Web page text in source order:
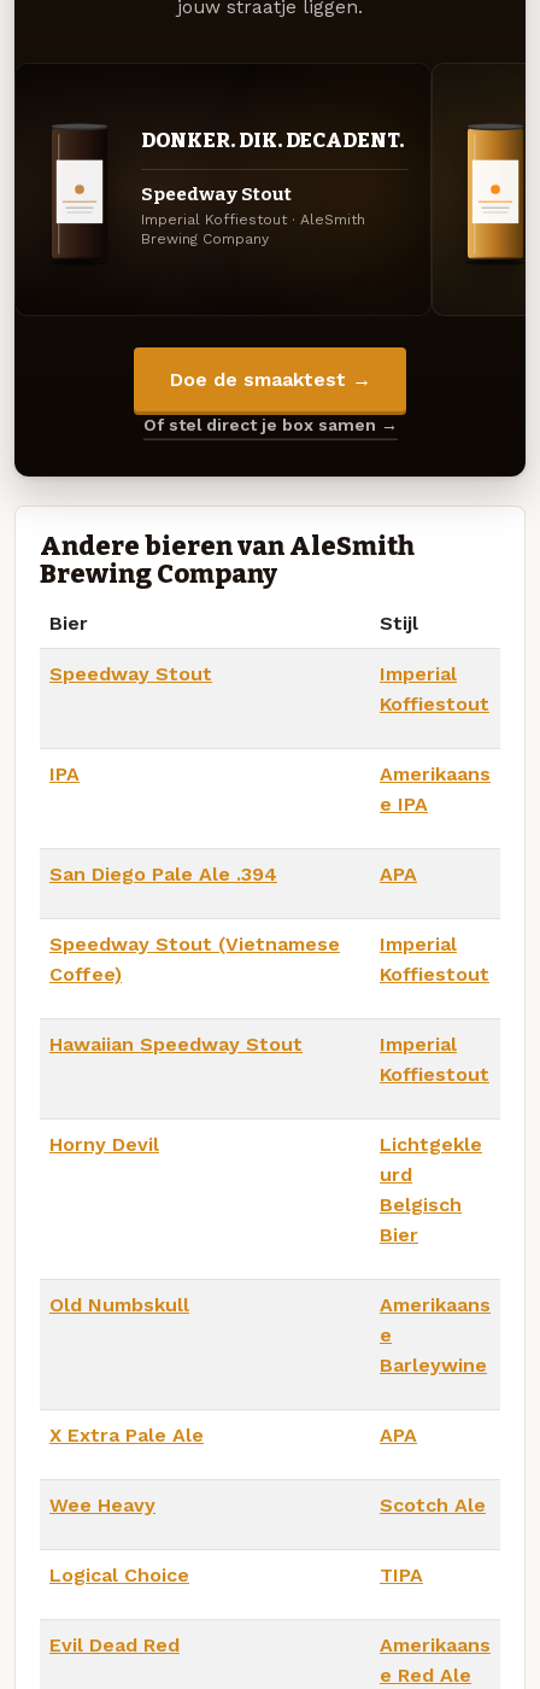
jouw straatje liggen.
DONKER. DIK. DECADENT.
Speedway Stout
Imperial Koffiestout · AleSmith
Brewing Company
Doe de smaaktest →
Of stel direct je box samen →
Andere bieren van AleSmith
Brewing Company
Bier Stijl
Speedway Stout
Imperial
Koffiestout
IPA
Amerikaans
e IPA
San Diego Pale Ale .394 APA
Speedway Stout (Vietnamese
Coffee)
Imperial
Koffiestout
Hawaiian Speedway Stout
Imperial
Koffiestout
Horny Devil
Lichtgekle
urd
Belgisch
Bier
Old Numbskull
Amerikaans
e
Barleywine
X Extra Pale Ale APA
Wee Heavy Scotch Ale
Logical Choice TIPA
Evil Dead Red
Amerikaans
e Red Ale